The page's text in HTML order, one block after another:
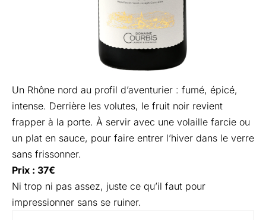
Un Rhône nord au profil d’aventurier : fumé, épicé,
intense. Derrière les volutes, le fruit noir revient
frapper à la porte. À servir avec une volaille farcie ou
un plat en sauce, pour faire entrer l’hiver dans le verre
sans frissonner.
Prix : 37€
Ni trop ni pas assez, juste ce qu’il faut pour
impressionner sans se ruiner.